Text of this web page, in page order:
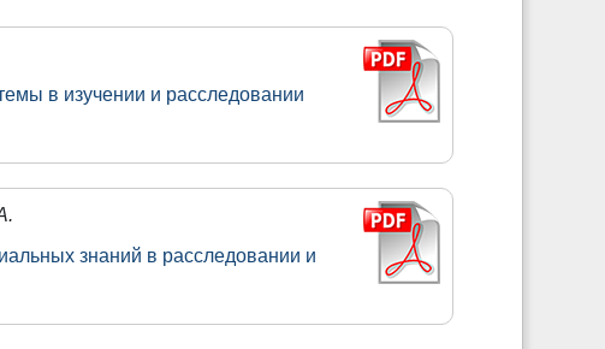
в изучении и расследовании
знаний в расследовании и